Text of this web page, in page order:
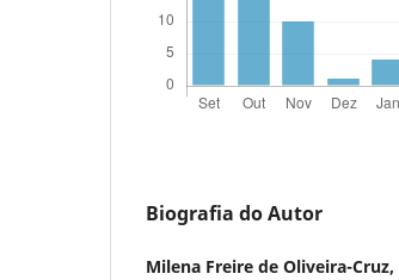
Biografia do Autor
Milena Freire de Oliveira-Cruz,